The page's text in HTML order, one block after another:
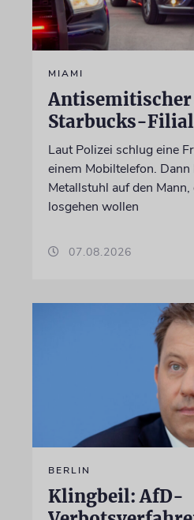
MIAMI
Starbucks-
Laut Polizei schlug eine
einem Mobiltelefon.
Metallstuhl auf den
losgehen wollen
07.08.2026
BERLIN
Klingbeil: AfD-